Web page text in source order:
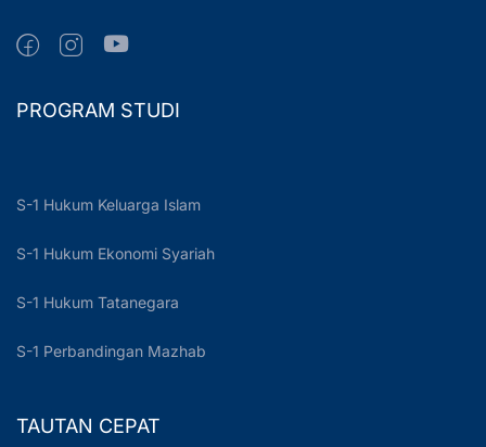
PROGRAM STUDI
S-1 Hukum Keluarga Islam
S-1 Hukum Ekonomi Syariah
S-1 Hukum Tatanegara
S-1 Perbandingan Mazhab
TAUTAN CEPAT